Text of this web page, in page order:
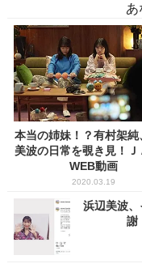
あ
本当の姉妹！？有村架純
美波の日常を覗き見！Ｊ
WEB動画
2020.03.19
浜辺美波
謝